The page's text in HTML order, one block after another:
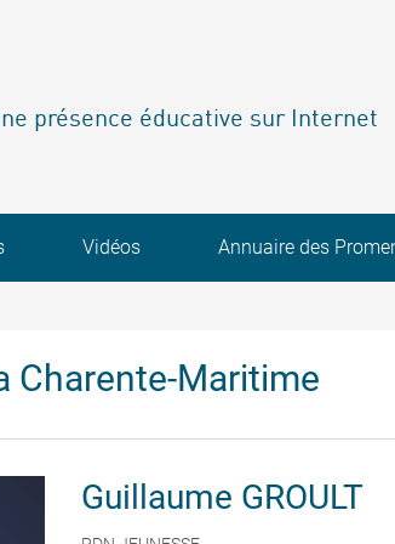
présence éducative sur Internet
Vidéos Annuaire des
Charente-Maritime
Guillaume GROULT